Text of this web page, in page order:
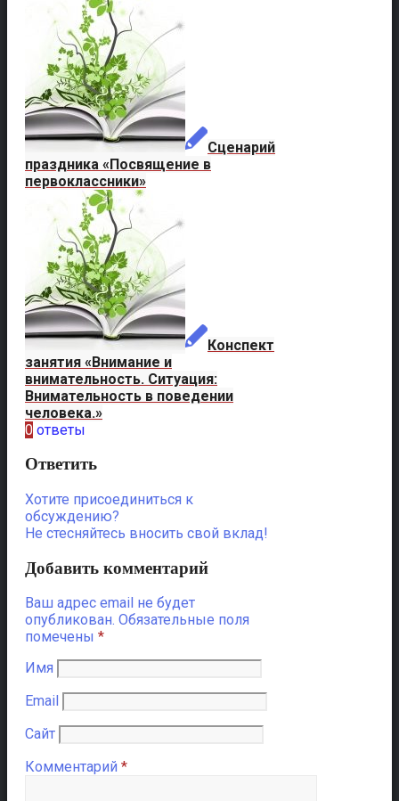
Сценарий
праздника «Посвящение в
первоклассники»
Конспект
занятия «Внимание и
внимательность. Ситуация:
Внимательность в поведении
человека.»
0 ответы
Ответить
Хотите присоединиться к
обсуждению?
Не стесняйтесь вносить свой вклад!
Добавить комментарий
Ваш адрес email не будет
опубликован. Обязательные поля
помечены *
Имя
Email
Сайт
Комментарий *